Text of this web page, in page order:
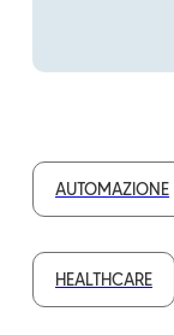
AUTOMAZIONE
HEALTHCARE